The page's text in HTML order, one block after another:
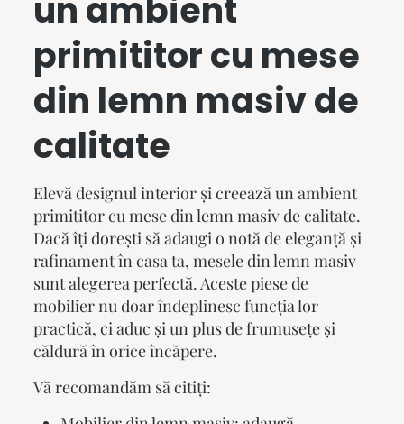
un ambient
primititor cu mese
din lemn masivde
calitate
Elevă designul interior și creează un ambient
primititor cumese din lemn masivde calitate.
Dacă îți dorești să adaugi o notă de eleganță și
rafinament în casa ta, mesele din lemn masiv
sunt alegerea perfectă. Aceste piese de
mobilier nu doar îndeplinesc funcția lor
practică, ci aduc și un plus de frumusețe și
căldură în orice încăpere.
Vă recomandăm să citiți: